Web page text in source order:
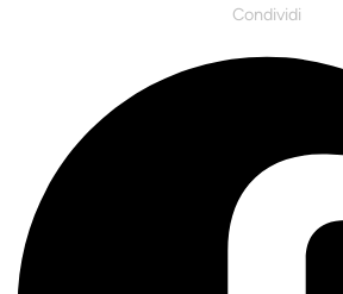
Condividi